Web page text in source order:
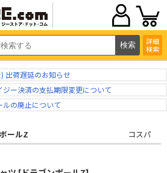
詳細
検索
出荷遅延のお知らせ
ジー決済の支払期限変更について
ルの廃止について
ールZ コスパ